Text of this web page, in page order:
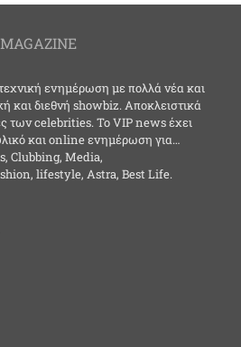
ενημέρωση με πολλά νέα και
και διεθνή showbiz. Αποκλειστικά
των celebrities. Το VIP news έχει
και online ενημέρωση για…
Clubbing, Media,
lifestyle, Astra, Best Life.